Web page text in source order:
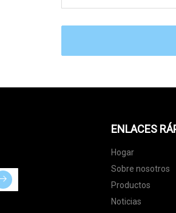
ENLACES
Hogar
Sobre nosotros
Productos
Noticias